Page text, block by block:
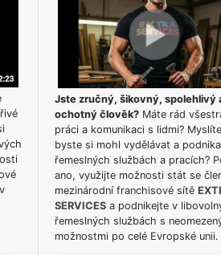
Jste zručný, šikovný, spolehlivý
ochotný člověk? Máte rád
práci a komunikaci s lidmi?
byste si mohl vydělávat a
řemeslných službách a pracích?
ano, využijte možnosti stát se
mezinárodní franchisové sítě
SERVICES a podnikejte v
řemeslných službách s
možnostmi po celé Evropské unii.